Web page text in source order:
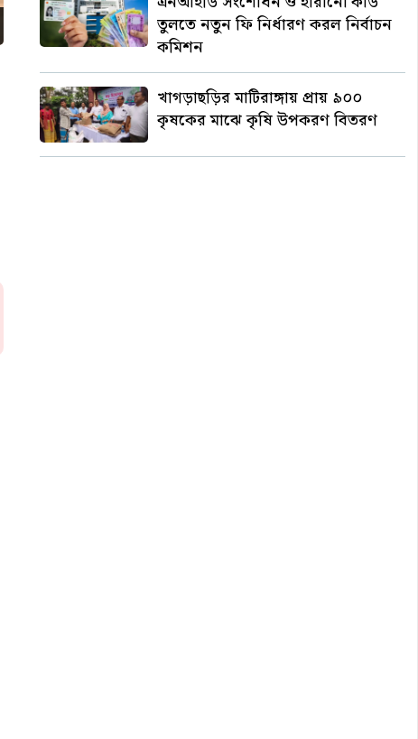
তুলতে নতুন ফি নির্ধারণ করল নির্বাচন
কমিশন
খাগড়াছড়ির মাটিরাঙ্গায় প্রায় ৯০০
কৃষকের মাঝে কৃষি উপকরণ বিতরণ